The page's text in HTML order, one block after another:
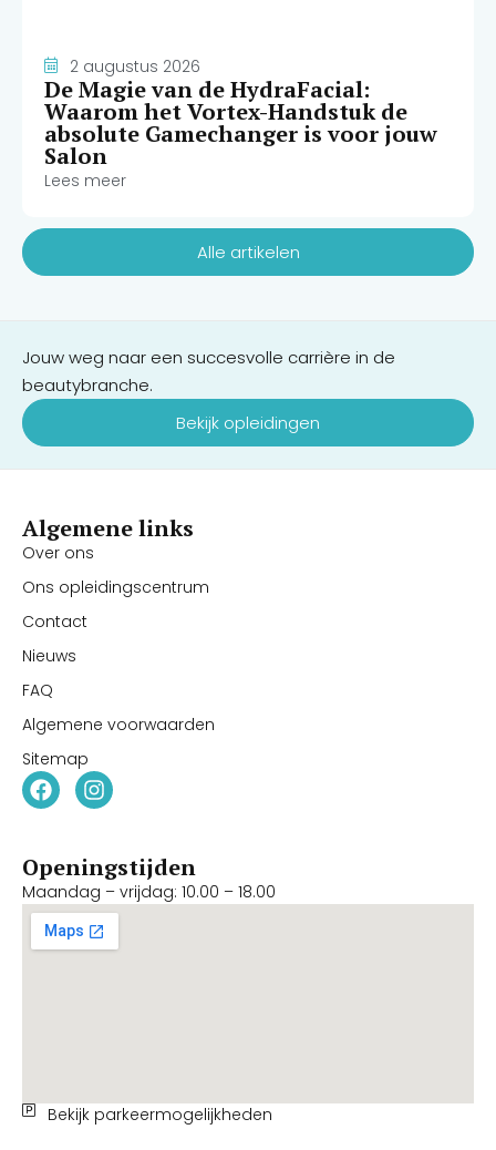
2 augustus 2026
De Magie van de HydraFacial:
Waarom het Vortex-Handstuk de
absolute Gamechanger is voor jouw
Salon
Lees meer
Alle artikelen
Jouw weg naar een succesvolle carrière in de
beautybranche.
Bekijk opleidingen
Algemene links
Over ons
Ons opleidingscentrum
Contact
Nieuws
FAQ
Algemene voorwaarden
Sitemap
Openingstijden
Maandag – vrijdag: 10.00 – 18.00
Bekijk parkeermogelijkheden